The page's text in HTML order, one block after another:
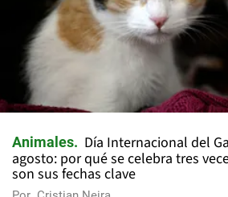
Animales
Día Internacional del
agosto: por qué se celebra tres
son sus fechas clave